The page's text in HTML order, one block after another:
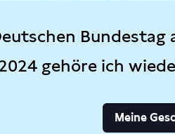
Bundestag
gehöre ich
Meine